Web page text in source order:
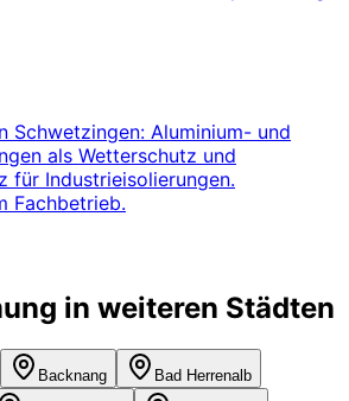
Schwetzingen: Aluminium- und
als Wetterschutz und
für Industrieisolierungen.
Fachbetrieb.
in weiteren Städten
Backnang Bad Herrenalb